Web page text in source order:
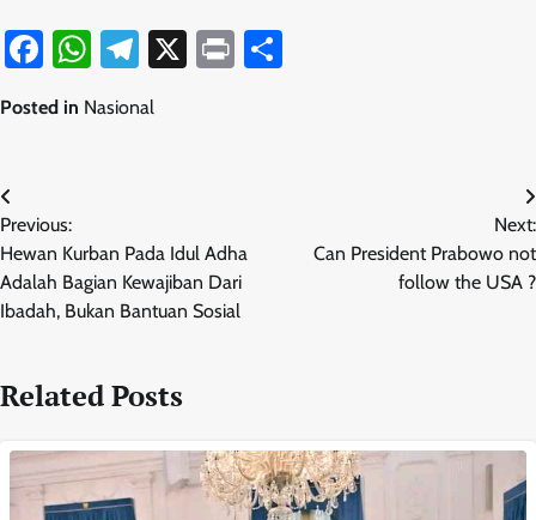
Facebook
WhatsApp
Telegram
X Print
Posted in Nasional
Navigasi
pos
Previous:
Hewan Kurban Pada Idul Adha
Adalah Bagian Kewajiban Dari
Ibadah, Bukan Bantuan Sosial
Next:
Can President Prabowo not
follow the USA ?
Related Posts